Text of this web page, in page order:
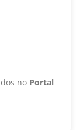
no Portal